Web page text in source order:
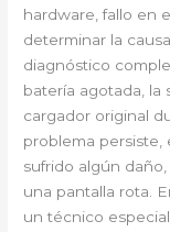
hardware, fallo en
determinar la
diagnóstico
batería agotada, la
cargador original
problema persiste,
sufrido algún
una pantalla rota.
un técnico